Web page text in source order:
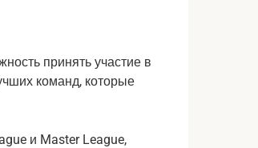
принять участие в
команд, которые
и Master League,